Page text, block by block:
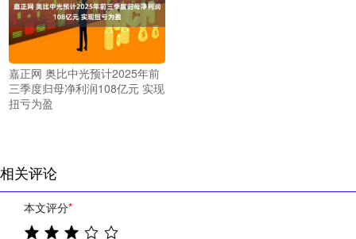
嘉正网 奥比中光预计2025年前
三季度归母净利润108亿元 实现
扭亏为盈
相关评论
本文评分*